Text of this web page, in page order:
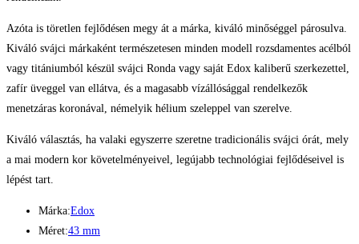
Azóta is töretlen fejlődésen megy át a márka, kiváló minőséggel párosulva.
Kiváló svájci márkaként természetesen minden modell rozsdamentes acélból
vagy titániumból készül svájci Ronda vagy saját Edox kaliberű szerkezettel,
zafír üveggel van ellátva, és a magasabb vízállósággal rendelkezők
menetzáras koronával, némelyik hélium szeleppel van szerelve.
Kiváló választás, ha valaki egyszerre szeretne tradicionális svájci órát, mely
a mai modern kor követelményeivel, legújabb technológiai fejlődéseivel is
lépést tart.
Márka:Edox
Méret:43 mm